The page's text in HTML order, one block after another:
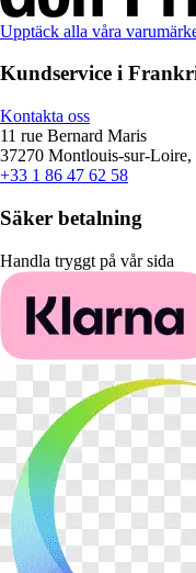
Upptäck alla våra
Kundservice i
Kontakta oss
11 rue Bernard Maris
37270 Montlouis-sur-Loire,
+33 1 86 47 62 58
Säker betalning
Handla tryggt på vår sida